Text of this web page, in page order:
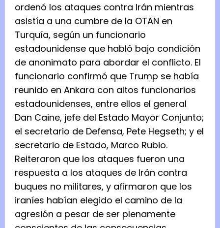
ordenó los ataques contra Irán mientras
asistía a una cumbre de la OTAN en
Turquía, según un funcionario
estadounidense que habló bajo condición
de anonimato para abordar el conflicto. El
funcionario confirmó que Trump se había
reunido en Ankara con altos funcionarios
estadounidenses, entre ellos el general
Dan Caine, jefe del Estado Mayor Conjunto;
el secretario de Defensa, Pete Hegseth; y el
secretario de Estado, Marco Rubio.
Reiteraron que los ataques fueron una
respuesta a los ataques de Irán contra
buques no militares, y afirmaron que los
iraníes habían elegido el camino de la
agresión a pesar de ser plenamente